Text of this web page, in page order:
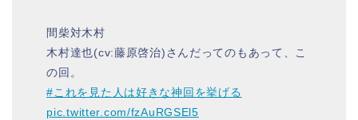
間柴対木村
木村達也(cv:藤原啓治)さんだってのもあって、こ
の回。
#これを見た人は好きな神回を挙げる
pic.twitter.com/fzAuRGSEl5